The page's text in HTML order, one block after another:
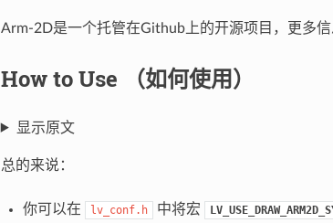
Arm-2D是一个托管在Github上的开源项目，更多信
How to Use （如何使用）
显示原文
总的来说：
你可以在 lv_conf.h 中将宏